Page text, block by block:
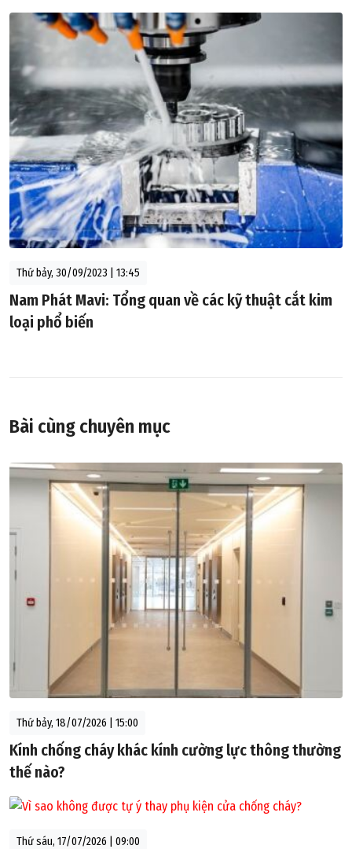
Thứ bảy, 30/09/2023 | 13:45
Nam Phát Mavi: Tổng quan về các kỹ thuật cắt kim
loại phổ biến
Bài cùng chuyên mục
Thứ bảy, 18/07/2026 | 15:00
Kính chống cháy khác kính cường lực thông thường
thế nào?
Thứ sáu, 17/07/2026 | 09:00